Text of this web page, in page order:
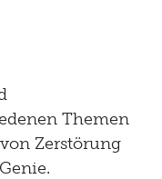
Themen
Zerstörung